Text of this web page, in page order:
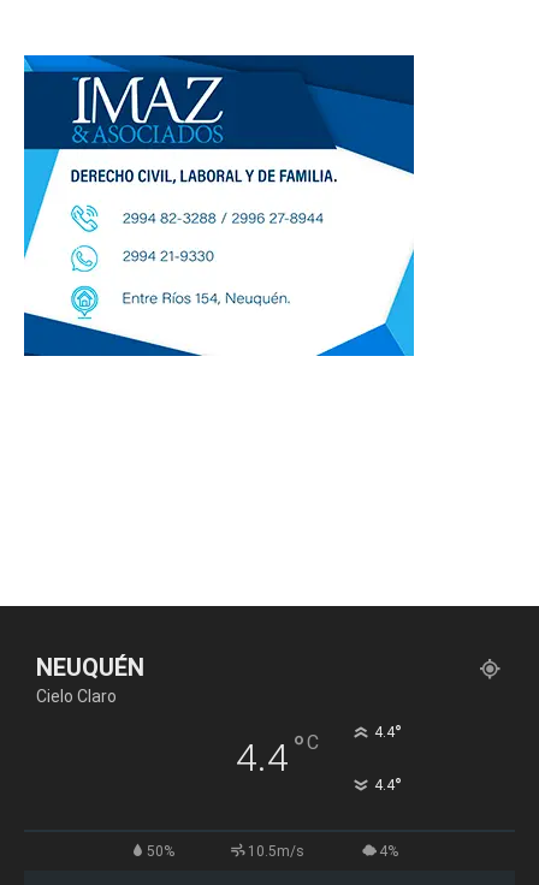
NEUQUÉN
Cielo Claro
4.4°C 4.4°
4.4°
50% 10.5m/s 4%